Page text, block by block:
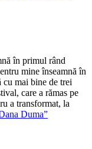
în primul rând
mine înseamnă în
mai bine de trei
care a rămas pe
a transformat, la
Duma”